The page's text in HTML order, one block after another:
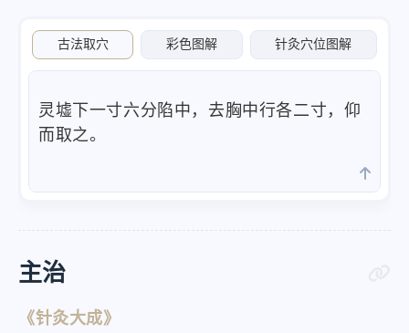
古法取穴 彩色图解 针灸穴位图解
灵墟下一寸六分陷中，去胸中行各二寸，仰
而取之。
主治
《针灸大成》